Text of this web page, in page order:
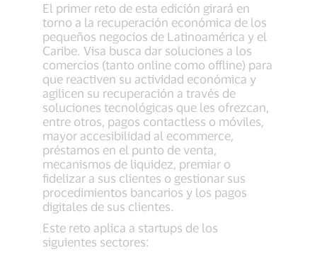
El primer reto de esta edición girará en
torno a la recuperación económica de los
pequeños negocios de Latinoamérica y el
Caribe. Visa busca dar soluciones a los
comercios (tanto online como offline) para
que reactiven su actividad económica y
agilicen su recuperación a través de
soluciones tecnológicas que les ofrezcan,
entre otros, pagos contactless o móviles,
mayor accesibilidad al ecommerce,
préstamos en el punto de venta,
mecanismos de liquidez, premiar o
fidelizar a sus clientes o gestionar sus
procedimientos bancarios y los pagos
digitales de sus clientes.
Este reto aplica a startups de los
siguientes sectores: